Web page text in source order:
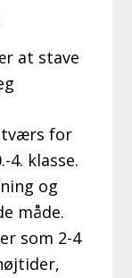
at stave
tværs for
klasse.
og
måde.
som 2-4